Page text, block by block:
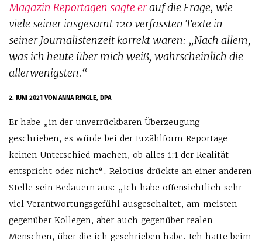
Magazin Reportagen sagte erauf die Frage, wie
viele seiner insgesamt 120 verfassten Texte in
seiner Journalistenzeit korrekt waren: „Nach allem,
was ich heute über mich weiß, wahrscheinlich die
allerwenigsten.“
2. JUNI 2021VON ANNA RINGLE, DPA
Er habe „in der unverrückbaren Überzeugung
geschrieben, es würde bei der Erzählform Reportage
keinen Unterschied machen, ob alles 1:1 der Realität
entspricht oder nicht“. Relotius drückte an einer anderen
Stelle sein Bedauern aus: „Ich habe offensichtlich sehr
viel Verantwortungsgefühl ausgeschaltet, am meisten
gegenüber Kollegen, aber auch gegenüber realen
Menschen, über die ich geschrieben habe. Ich hatte beim